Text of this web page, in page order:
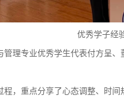
优秀学子经
管理专业优秀学生代表付方呈
，重点分享了心态调整、时